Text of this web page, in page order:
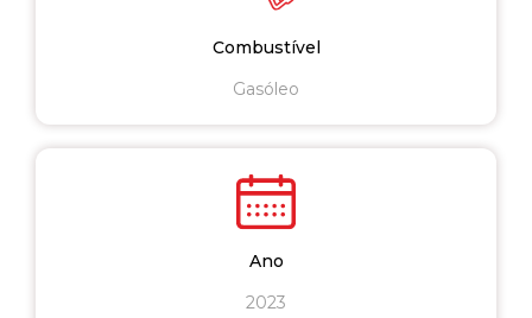
Combustível
Gasóleo
Ano
2023